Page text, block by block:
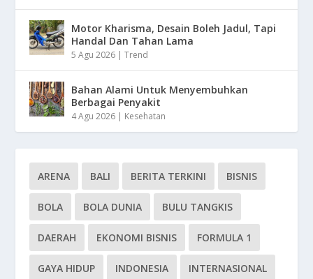
Motor Kharisma, Desain Boleh Jadul, Tapi
Handal Dan Tahan Lama
5 Agu 2026 |Trend
Bahan Alami Untuk Menyembuhkan
Berbagai Penyakit
4 Agu 2026 | Kesehatan
ARENA BALI BERITA TERKINI BISNIS
BOLA BOLA DUNIA BULU TANGKIS
DAERAH EKONOMI BISNIS FORMULA 1
GAYA HIDUP INDONESIA INTERNASIONAL